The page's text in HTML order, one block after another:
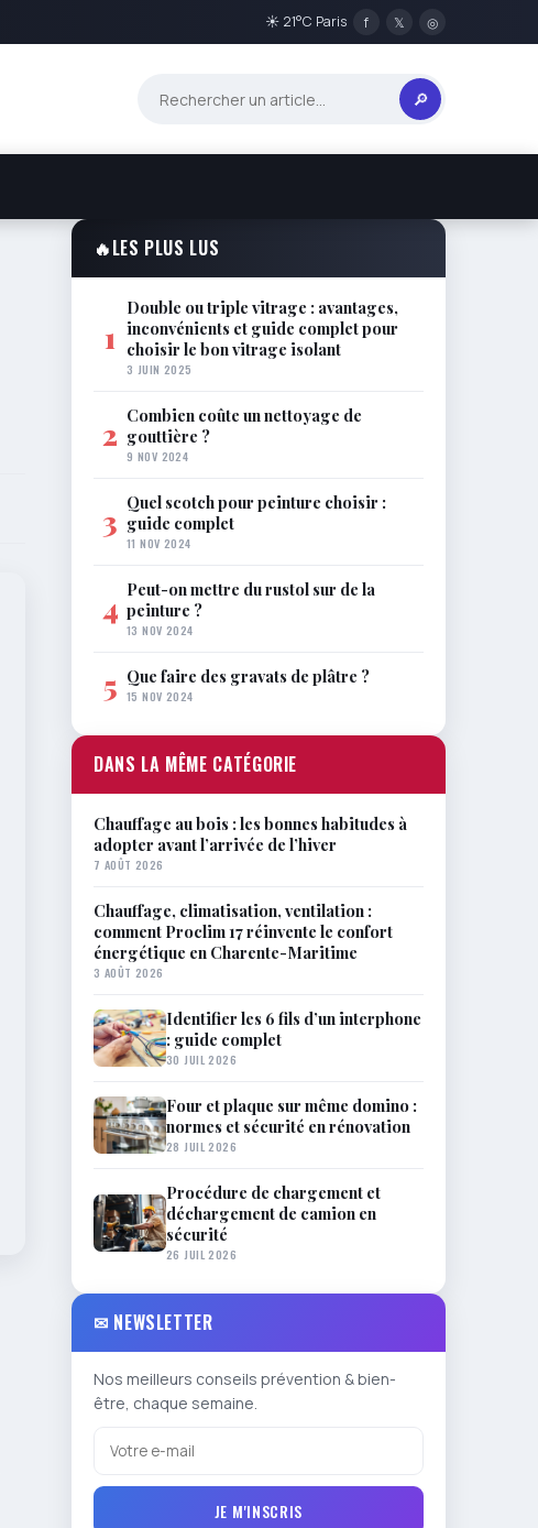
☀ 21°C Paris f 𝕏 ◎
🔎
🔥LES PLUS LUS
1
Double ou triple vitrage : avantages,
inconvénients et guide complet pour
choisir le bon vitrage isolant
3 JUIN 2025
2 Combien coûte un nettoyage de
gouttière ?
9 NOV 2024
3 Quel scotch pour peinture choisir :
guide complet
11 NOV 2024
4 Peut-on mettre du rustol sur de la
peinture ?
13 NOV 2024
5 Que faire des gravats de plâtre ?
15 NOV 2024
DANS LA MÊME CATÉGORIE
Chauffage au bois : les bonnes habitudes à
adopter avant l’arrivée de l’hiver
7 AOÛT 2026
Chauffage, climatisation, ventilation :
comment Proclim 17 réinvente le confort
énergétique en Charente-Maritime
3 AOÛT 2026
Identifier les 6 fils d’un interphone
: guide complet
30 JUIL 2026
Four et plaque sur même domino :
normes et sécurité en rénovation
28 JUIL 2026
Procédure de chargement et
déchargement de camion en
sécurité
26 JUIL 2026
✉ NEWSLETTER
Nos meilleurs conseils prévention & bien-
être, chaque semaine.
JE M'INSCRIS